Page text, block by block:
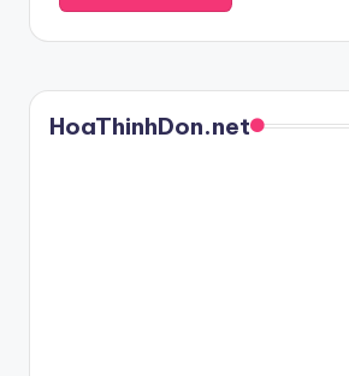
HoaThinhDon.net